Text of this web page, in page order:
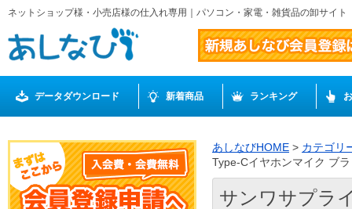
ネットショップ様・小売店様の仕入れ専用｜パソコン・家電・雑貨品の卸サイ
データダウンロード 新着商品 ランキング
あしなびHOME > カテゴリ
Type-Cイヤホンマイク ブ
サンワサプラ